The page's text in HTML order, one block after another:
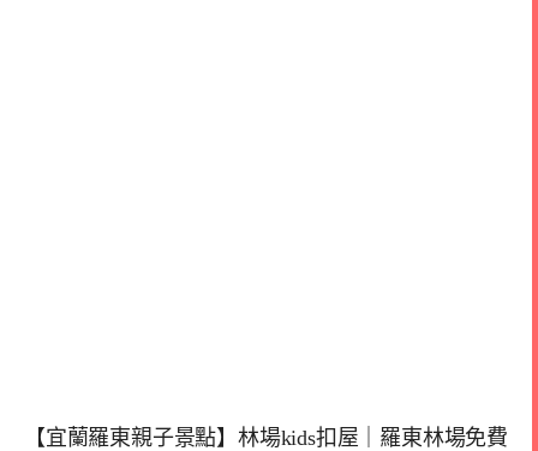
【宜蘭羅東親子景點】林場kids扣屋｜羅東林場免費